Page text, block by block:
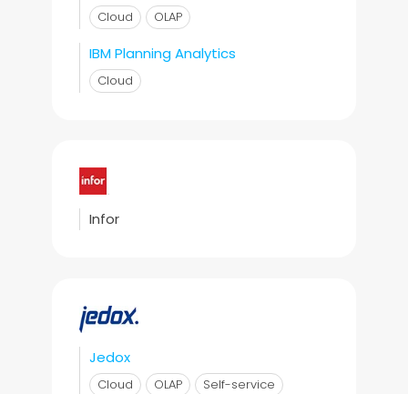
Cloud OLAP
IBM Planning Analytics
Cloud
Infor
Jedox
Cloud OLAP Self-service